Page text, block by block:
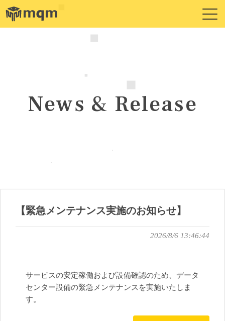
News & Release
【緊急メンテナンス実施のお知らせ】
2026/8/6 13:46:44
サービスの安定稼働および設備確認のため、データ
センター設備の緊急メンテナンスを実施いたしま
す。